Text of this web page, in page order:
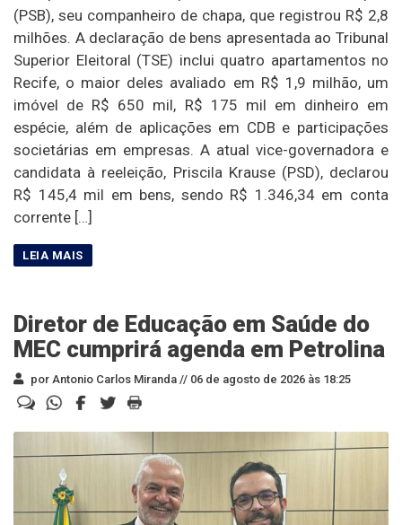
(PSB), seu companheiro de chapa, que registrou R$ 2,8
milhões. A declaração de bens apresentada ao Tribunal
Superior Eleitoral (TSE) inclui quatro apartamentos no
Recife, o maior deles avaliado em R$ 1,9 milhão, um
imóvel de R$ 650 mil, R$ 175 mil em dinheiro em
espécie, além de aplicações em CDB e participações
societárias em empresas. A atual vice-governadora e
candidata à reeleição, Priscila Krause (PSD), declarou
R$ 145,4 mil em bens, sendo R$ 1.346,34 em conta
corrente […]
Diretor de Educação em Saúde do
MEC cumprirá agenda em Petrolina
por Antonio Carlos Miranda // 06 de agosto de 2026 às 18:25